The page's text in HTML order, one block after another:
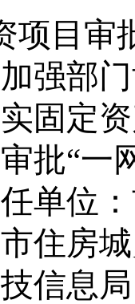
项目审
强部
固定
批“一
单位：
市住房
信息局